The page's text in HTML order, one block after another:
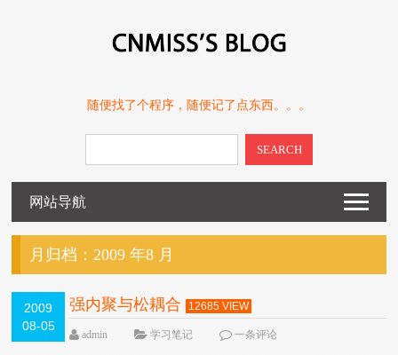
随便找了个程序，随便记了点东西。。。
SEARCH
网站导航
月归档：2009 年8 月
2009
08-05
强内聚与松耦合 12685 VIEW
admin 学习笔记 一条评论